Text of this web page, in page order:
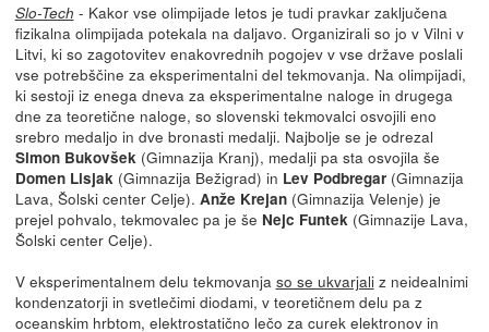
Slo-Tech - Kakor vse olimpijade letos je tudi pravkar zaključena
fizikalna olimpijada potekala na daljavo. Organizirali so jo v Vilni v
Litvi, ki so zagotovitev enakovrednih pogojev v vse države poslali
vse potrebščine za eksperimentalni del tekmovanja. Na olimpijadi,
ki sestoji iz enega dneva za eksperimentalne naloge in drugega
dne za teoretične naloge, so slovenski tekmovalci osvojili eno
srebro medaljo in dve bronasti medalji. Najbolje se je odrezal
Simon Bukovšek(Gimnazija Kranj), medalji pa sta osvojila še
Domen Lisjak(Gimnazija Bežigrad) in Lev Podbregar(Gimnazija
Lava, Šolski center Celje). Anže Krejan(Gimnazija Velenje) je
prejel pohvalo, tekmovalec pa je še Nejc Funtek(Gimnazije Lava,
Šolski center Celje).
V eksperimentalnem delu tekmovanja so se ukvarjaliz neidealnimi
kondenzatorji in svetlečimi diodami, v teoretičnem delu pa z
oceanskim hrbtom, elektrostatično lečo za curek elektronov in